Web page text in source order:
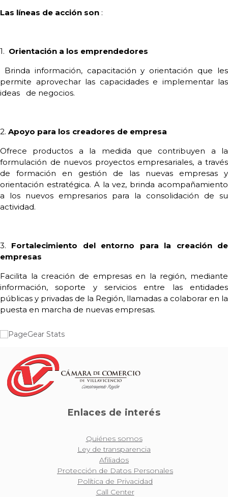
Las líneas de acción son :
1. Orientación a los emprendedores
Brinda información, capacitación y orientación que les
permite aprovechar las capacidades e implementar las
ideas de negocios.
2. Apoyo para los creadores de empresa
Ofrece productos a la medida que contribuyen a la
formulación de nuevos proyectos empresariales, a través
de formación en gestión de las nuevas empresas y
orientación estratégica. A la vez, brinda acompañamiento
a los nuevos empresarios para la consolidación de su
actividad.
3. Fortalecimiento del entorno para la creación de
empresas
Facilita la creación de empresas en la región, mediante
información, soporte y servicios entre las entidades
públicas y privadas de la Región, llamadas a colaborar en la
puesta en marcha de nuevas empresas.
Enlaces de interés
Quiénes somos
Ley de transparencia
Afiliados
Protección de Datos Personales
Política de Privacidad
Call Center